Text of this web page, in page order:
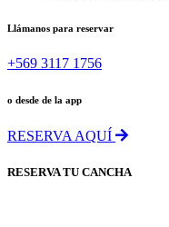
Llámanos para reservar
+569 3117 1756
o desde de la app
RESERVA AQUÍ
RESERVA TU CANCHA